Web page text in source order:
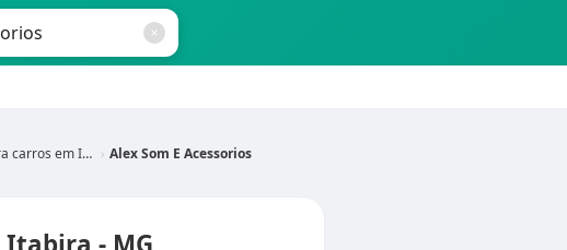
em Itabira - MG Alex Som E Acessorios